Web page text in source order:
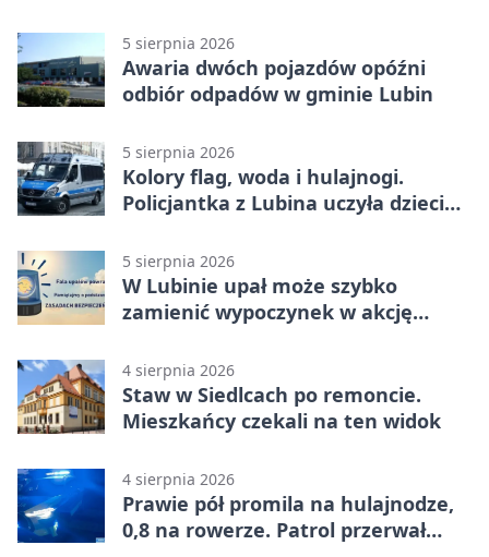
5 sierpnia 2026
Awaria dwóch pojazdów opóźni
odbiór odpadów w gminie Lubin
5 sierpnia 2026
Kolory flag, woda i hulajnogi.
Policjantka z Lubina uczyła dzieci
5 sierpnia 2026
W Lubinie upał może szybko
zamienić wypoczynek w akcję
4 sierpnia 2026
Staw w Siedlcach po remoncie.
Mieszkańcy czekali na ten widok
4 sierpnia 2026
Prawie pół promila na hulajnodze,
0,8 na rowerze. Patrol przerwał